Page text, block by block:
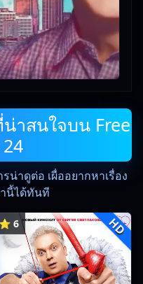
าสนใจบน Free
น่าดูต่อ เผื่ออยากหาเรื่อง
นี้ได้ทันที
⭐ 6 HD